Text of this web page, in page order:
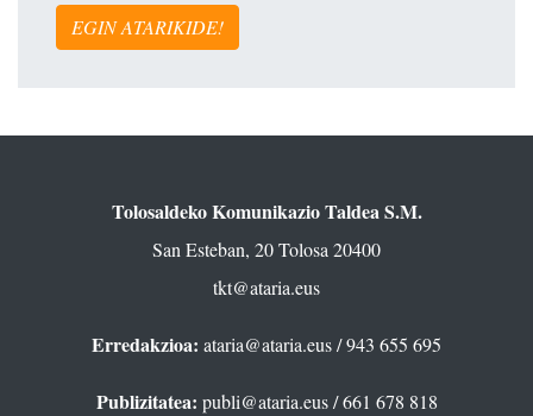
EGIN ATARIKIDE!
Tolosaldeko Komunikazio Taldea S.M.
San Esteban, 20 Tolosa 20400
tkt@ataria.eus
Erredakzioa: ataria@ataria.eus/ 943 655 695
Publizitatea: publi@ataria.eus/ 661 678 818